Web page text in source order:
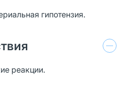
гипотензия.
реакции.